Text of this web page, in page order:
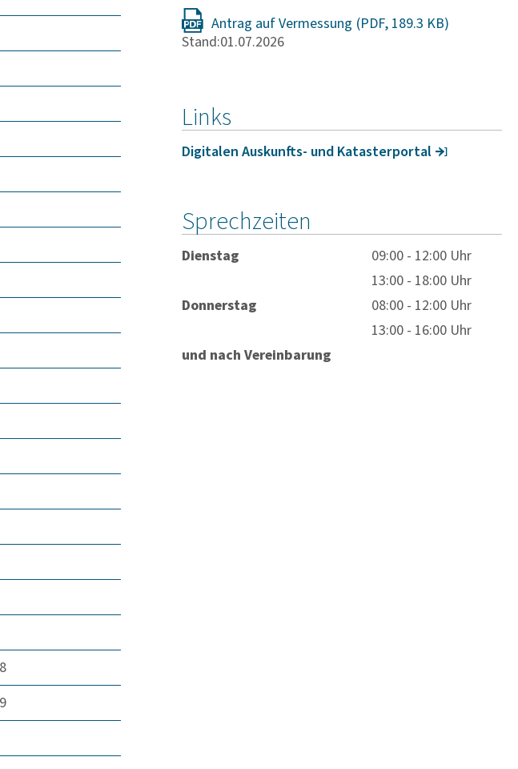
Antrag auf Vermessung
Stand:01.07.2026
Links
Digi­talen Auskunfts- und Katas­ter­portal
Sprechzeiten
Dienstag
09:00 - 12:00 Uhr
13:00 - 18:00 Uhr
Donnerstag
08:00 - 12:00 Uhr
13:00 - 16:00 Uhr
und nach Vereinbarung